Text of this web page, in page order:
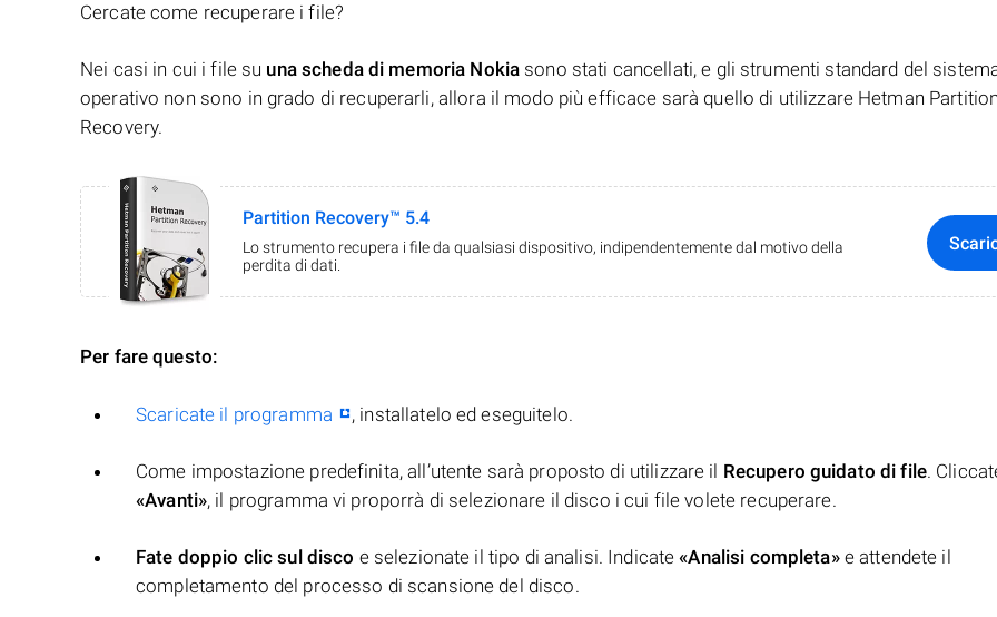
Cercate come recuperare i file?
Nei casi in cui i file su una scheda di memoria Nokia sono stati cancellati, e gli strumenti standard del
operativo non sono in grado di recuperarli, allora il modo più efficace sarà quello di utilizzare Hetman
Recovery.
Partition Recovery™ 5.4
Lo strumento recupera i file da qualsiasi dispositivo, indipendentemente dal motivo della
perdita di dati.
Per fare questo:
Scaricate il programma , installatelo ed eseguitelo.
Come impostazione predefinita, all’utente sarà proposto di utilizzare il Recupero guidato di file.
«Avanti», il programma vi proporrà di selezionare il disco i cui file volete recuperare.
Fate doppio clic sul disco e selezionate il tipo di analisi. Indicate«Analisi completa»e attendete il
completamento del processo di scansione del disco.